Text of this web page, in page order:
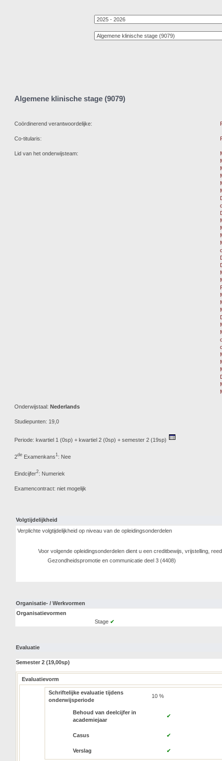
Algemene klinische stage (9079)
Coördinerend verantwoordelijke:
Co-titularis:
Lid van het onderwijsteam:
Onderwijstaal: Nederlands
Studiepunten: 19,0
Periode: kwartiel 1 (0sp) + kwartiel 2 (0sp) + semester 2 (19sp)
2de Examenkans1: Nee
Eindcijfer2: Numeriek
Examencontract: niet mogelijk
Volgtijdelijkheid
Verplichte volgtijdelijkheid op niveau van de opleidingsonderdelen
Voor volgende opleidingsonderdelen dient u een creditbewijs, vrijstelling,
Gezondheidspromotie en communicatie deel 3 (4408)
Organisatie- / Werkvormen
Organisatievormen
Stage ✔
Evaluatie
Semester 2 (19,00sp)
Evaluatievorm
Schriftelijke evaluatie tijdens
onderwijsperiode
10 %
Behoud van deelcijfer in
academiejaar
✔
Casus ✔
Verslag ✔